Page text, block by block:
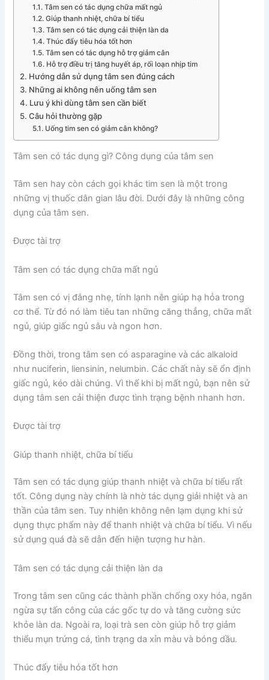
Tâm sen có tác dụng chữa mất ngủ
Giúp thanh nhiệt, chữa bí tiểu
Tâm sen có tác dụng cải thiện làn da
Thúc đẩy tiêu hóa tốt hơn
Tâm sen có tác dụng hỗ trợ giảm cân
Hỗ trợ điều trị tăng huyết áp, rối loạn nhịp tim
Hướng dẫn sử dụng tâm sen đúng cách
Những ai không nên uống tâm sen
Lưu ý khi dùng tâm sen cần biết
Câu hỏi thường gặp
Uống tim sen có giảm cân không?
Tâm sen có tác dụng gì? Công dụng của tâm sen
Tâm sen hay còn cách gọi khác tim sen là một trong
những vị thuốc dân gian lâu đời. Dưới đây là những công
dụng của tâm sen.
Được tài trợ
Tâm sen có tác dụng chữa mất ngủ
Tâm sen có vị đắng nhẹ, tính lạnh nên giúp hạ hỏa trong
cơ thể. Từ đó nó làm tiêu tan những căng thẳng, chữa mất
ngủ, giúp giấc ngủ sâu và ngon hơn.
Đồng thời, trong tâm sen có asparagine và các alkaloid
như nuciferin, liensinin, nelumbin. Các chất này sẽ ổn định
giấc ngủ, kéo dài chúng. Vì thế khi bị mất ngủ, bạn nên sử
dụng tâm sen cải thiện được tình trạng bệnh nhanh hơn.
Được tài trợ
Giúp thanh nhiệt, chữa bí tiểu
Tâm sen có tác dụng giúp thanh nhiệt và chữa bí tiểu rất
tốt. Công dụng này chính là nhờ tác dụng giải nhiệt và an
thần của tâm sen. Tuy nhiên không nên lạm dụng khi sử
dụng thực phẩm này để thanh nhiệt và chữa bí tiểu. Vì nếu
sử dụng quá đà sẽ dẫn đến hiện tượng hư hàn.
Tâm sen có tác dụng cải thiện làn da
Trong tâm sen cũng các thành phần chống oxy hóa, ngăn
ngừa sự tấn công của các gốc tự do và tăng cường sức
khỏe làn da. Ngoài ra, loại trà sen còn giúp hỗ trợ giảm
thiểu mụn trứng cá, tình trạng da xỉn màu và bóng dầu.
Thúc đẩy tiêu hóa tốt hơn